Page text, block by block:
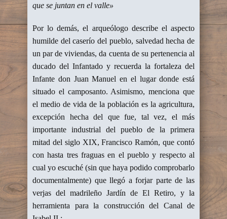
que se juntan en el valle»
Por lo demás, el arqueólogo describe el aspecto
humilde del caserío del pueblo, salvedad hecha de
un par de viviendas, da cuenta de su pertenencia al
ducado del Infantado y recuerda la fortaleza del
Infante don Juan Manuel en el lugar donde está
situado el camposanto. Asimismo, menciona que
el medio de vida de la población es la agricultura,
excepción hecha del que fue, tal vez, el más
importante industrial del pueblo de la primera
mitad del siglo XIX, Francisco Ramón, que contó
con hasta tres fraguas en el pueblo y respecto al
cual yo escuché (sin que haya podido comprobarlo
documentalmente) que llegó a forjar parte de las
verjas del madrileño Jardín de El Retiro, y la
herramienta para la construcción del Canal de